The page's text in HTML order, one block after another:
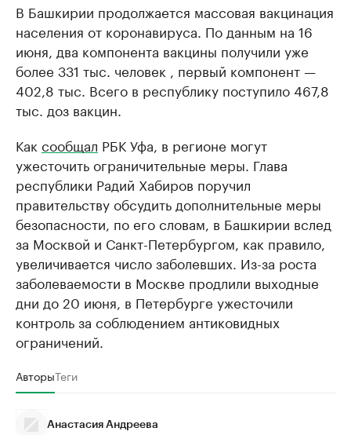
В Башкирии продолжается массовая вакцинация
населения от коронавируса. По данным на 16
июня, два компонента вакцины получили уже
более 331 тыс. человек , первый компонент —
402,8 тыс. Всего в республику поступило 467,8
тыс. доз вакцин.
Как сообщал РБК Уфа, в регионе могут
ужесточить ограничительные меры. Глава
республики Радий Хабиров поручил
правительству обсудить дополнительные меры
безопасности, по его словам, в Башкирии вслед
за Москвой и Санкт-Петербургом, как правило,
увеличивается число заболевших. Из-за роста
заболеваемости в Москве продлили выходные
дни до 20 июня, в Петербурге ужесточили
контроль за соблюдением антиковидных
ограничений.
АвторыТеги
Анастасия Андреева